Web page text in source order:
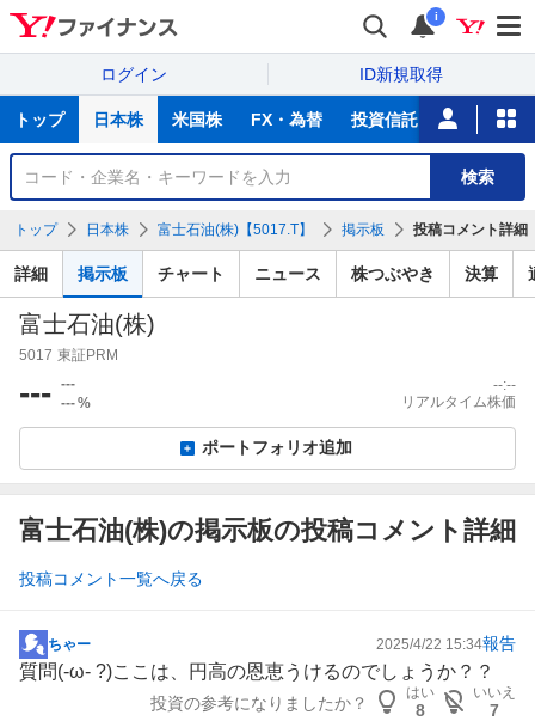
i
ログイン ID新規取得
サ
トップ 日本株 米国株 FX・為替 投資信託 ニュース
銘
検
索
検索
トップ 日本株 富士石油(株)【5017.T】 掲示板 投稿コメント詳細
詳細 掲示板 チャート ニュース 株つぶやき 決算
富士石油(株)
5017 東証PRM
--- ---
---%
--:--
リアルタイム株価
ポートフォリオ追加
富士石油(株)の掲示板の投稿コメント詳細
投稿コメント一覧へ戻る
掲
示
ちゃー 2025/4/22 15:34報告
質問(-ω- ?)ここは、円高の恩恵うけるのでしょうか？？
投資の参考になりましたか？
はい
8
いいえ
7